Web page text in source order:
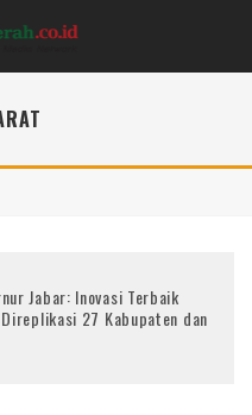
Jabar: Inovasi Terbaik
27 Kabupaten dan